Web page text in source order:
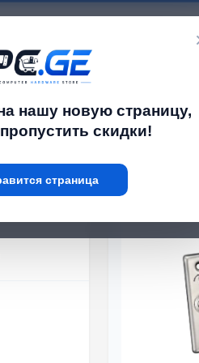
нашу новую страницу,
скидки!
страница
Каталог